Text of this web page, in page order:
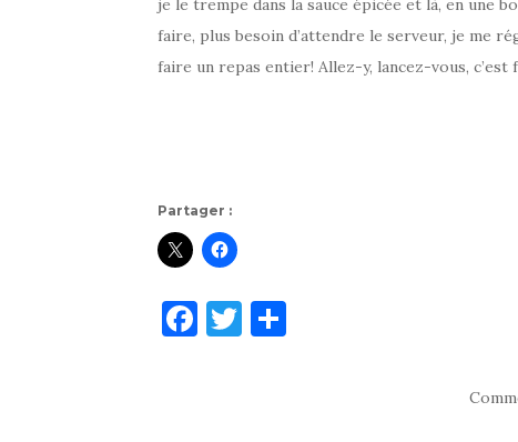
je le trempe dans la sauce épicée et là, en une
faire, plus besoin d’attendre le serveur, je me
faire un repas entier! Allez-y, lancez-vous, c’est
Partager :
F T